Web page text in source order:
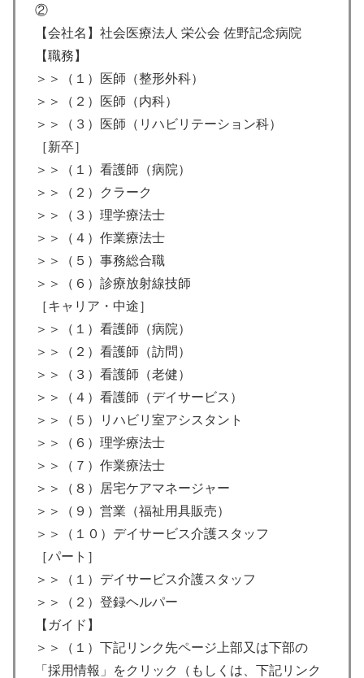
②
【会社名】社会医療法人 栄公会 佐野記念病院
【職務】
＞＞（１）医師（整形外科）
＞＞（２）医師（内科）
＞＞（３）医師（リハビリテーション科）
［新卒］
＞＞（１）看護師（病院）
＞＞（２）クラーク
＞＞（３）理学療法士
＞＞（４）作業療法士
＞＞（５）事務総合職
＞＞（６）診療放射線技師
［キャリア・中途］
＞＞（１）看護師（病院）
＞＞（２）看護師（訪問）
＞＞（３）看護師（老健）
＞＞（４）看護師（デイサービス）
＞＞（５）リハビリ室アシスタント
＞＞（６）理学療法士
＞＞（７）作業療法士
＞＞（８）居宅ケアマネージャー
＞＞（９）営業（福祉用具販売）
＞＞（１０）デイサービス介護スタッフ
［パート］
＞＞（１）デイサービス介護スタッフ
＞＞（２）登録ヘルパー
【ガイド】
＞＞（１）下記リンク先ページ上部又は下部の
「採用情報」をクリック（もしくは、下記リンク